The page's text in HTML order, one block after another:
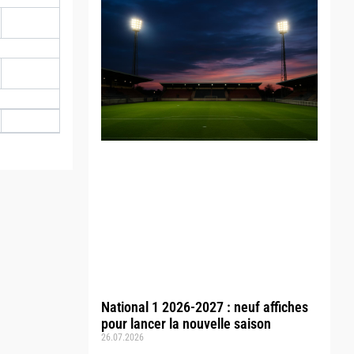
National 1 2026-2027 : neuf affiches
pour lancer la nouvelle saison
26.07.2026